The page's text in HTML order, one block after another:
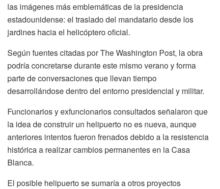
las imágenes más emblemáticas de la presidencia
estadounidense: el traslado del mandatario desde los
jardines hacia el helicóptero oficial.
Según fuentes citadas porThe Washington Post, la obra
podría concretarse durante este mismo verano y forma
parte de conversaciones que llevan tiempo
desarrollándose dentro del entorno presidencial y militar.
Funcionarios y exfuncionarios consultados señalaron que
la idea de construir un helipuerto no es nueva, aunque
anteriores intentos fueron frenados debido a la resistencia
histórica a realizar cambios permanentes en la Casa
Blanca.
El posible helipuerto se sumaría a otros proyectos